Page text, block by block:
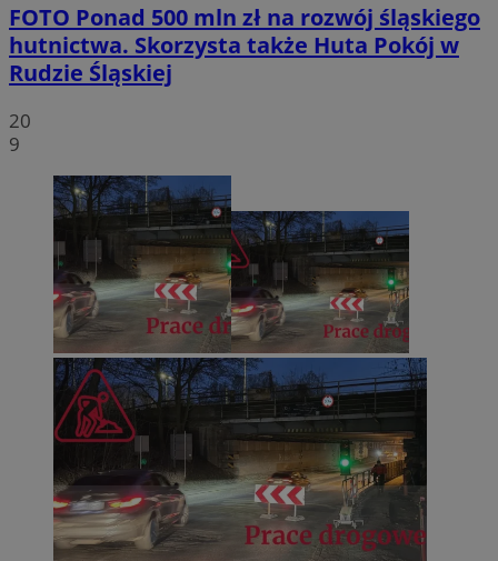
FOTO Ponad 500 mln zł na rozwój śląskiego
hutnictwa. Skorzysta także Huta Pokój w
Rudzie Śląskiej
20
9